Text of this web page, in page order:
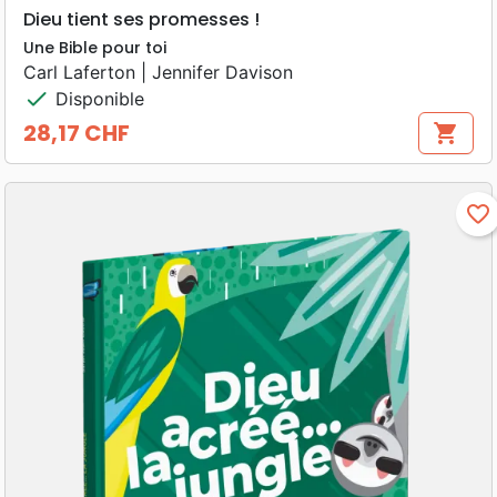
Dieu tient ses promesses !
Une Bible pour toi
Carl Laferton | Jennifer Davison
check Disponible
Prix
28,17 CHF shopping_cart
favorite_border